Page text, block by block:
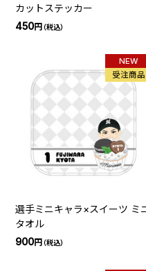
カットステッカー
450円（税込）
NEW
受注商品
選手ミニキャラ×スイーツ ミ
タオル
900円（税込）